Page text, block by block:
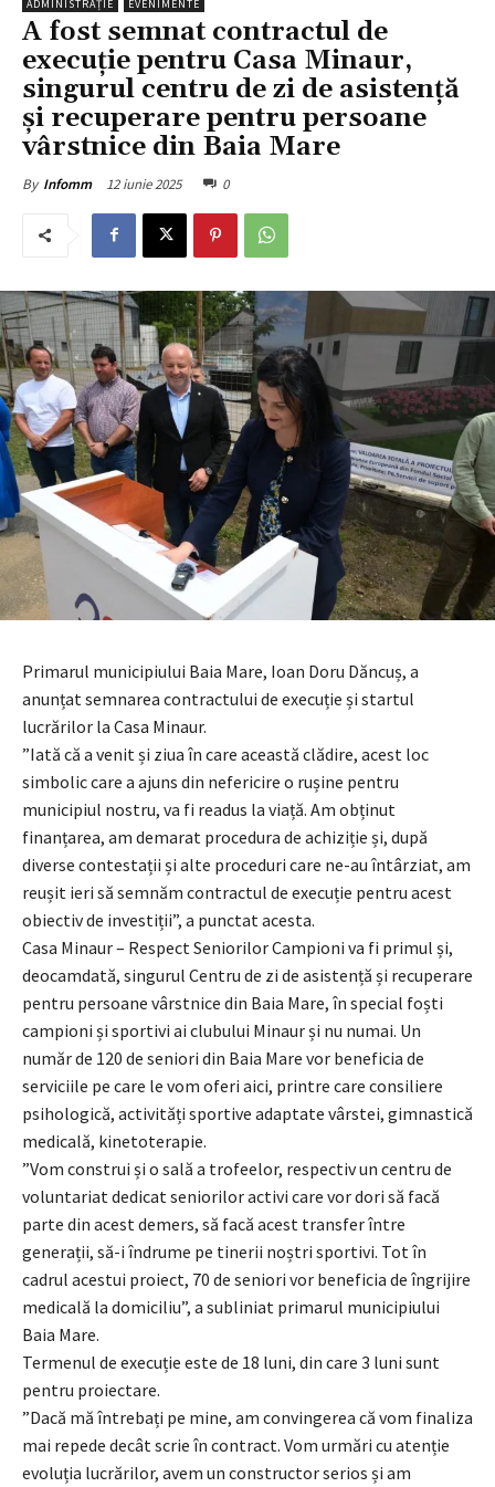
ADMINISTRAȚIE EVENIMENTE
A fost semnat contractul de
execuție pentru Casa Minaur,
singurul centru de zi de asistență
și recuperare pentru persoane
vârstnice din Baia Mare
By Infomm 12 iunie 2025 0
Primarul municipiului Baia Mare, Ioan Doru Dăncuș, a
anunțat semnarea contractului de execuție și startul
lucrărilor la Casa Minaur.
”Iată că a venit și ziua în care această clădire, acest loc
simbolic care a ajuns din nefericire o rușine pentru
municipiul nostru, va fi readus la viață. Am obținut
finanțarea, am demarat procedura de achiziție și, după
diverse contestații și alte proceduri care ne-au întârziat, am
reușit ieri să semnăm contractul de execuție pentru acest
obiectiv de investiții”, a punctat acesta.
Casa Minaur – Respect Seniorilor Campioni va fi primul și,
deocamdată, singurul Centru de zi de asistență și recuperare
pentru persoane vârstnice din Baia Mare, în special foști
campioni și sportivi ai clubului Minaur și nu numai. Un
număr de 120 de seniori din Baia Mare vor beneficia de
serviciile pe care le vom oferi aici, printre care consiliere
psihologică, activități sportive adaptate vârstei, gimnastică
medicală, kinetoterapie.
”Vom construi și o sală a trofeelor, respectiv un centru de
voluntariat dedicat seniorilor activi care vor dori să facă
parte din acest demers, să facă acest transfer între
generații, să-i îndrume pe tinerii noștri sportivi. Tot în
cadrul acestui proiect, 70 de seniori vor beneficia de îngrijire
medicală la domiciliu”, a subliniat primarul municipiului
Baia Mare.
Termenul de execuție este de 18 luni, din care 3 luni sunt
pentru proiectare.
”Dacă mă întrebați pe mine, am convingerea că vom finaliza
mai repede decât scrie în contract. Vom urmări cu atenție
evoluția lucrărilor, avem un constructor serios și am